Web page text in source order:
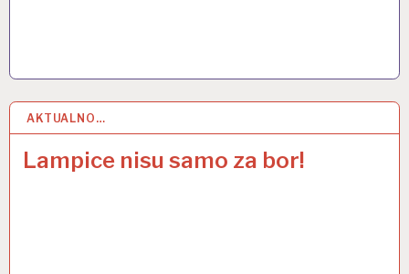
AKTUALNO…
Lampice nisu samo za bor!
23 PRO 2019